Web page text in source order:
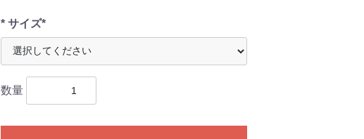
* サイズ*
数量